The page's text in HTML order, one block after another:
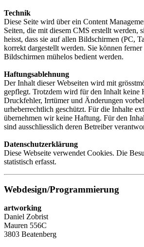
Technik
Diese Seite wird über ein Content
Seiten, die mit diesem CMS erstellt werden,
heisst, dass sie auf allen Bildschirmen (PC,
korrekt dargestellt werden. Sie können
Bildschirmen mühelos bedient werden.
Haftungsablehnung
Der Inhalt dieser Webseiten wird mit
gepflegt. Trotzdem wird für den Inhalt keine
Druckfehler, Irrtümer und Änderungen
urheberrechtlich geschützt. Für die Inhalte
übernehmen wir keine Haftung. Für den
sind ausschliesslich deren Betreiber
Datenschutzerklärung
Diese Webseite verwendet Cookies. Die
statistisch erfasst.
Webdesign/Programmierung
artworking
Daniel Zobrist
Mauren 556C
3803 Beatenberg